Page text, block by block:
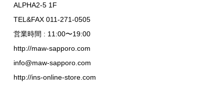
ALPHA2-5 1F
TEL&FAX 011-271-0505
営業時間 : 11:00〜19:00
http://maw-sapporo.com
info@maw-sapporo.com
http://ins-online-store.com